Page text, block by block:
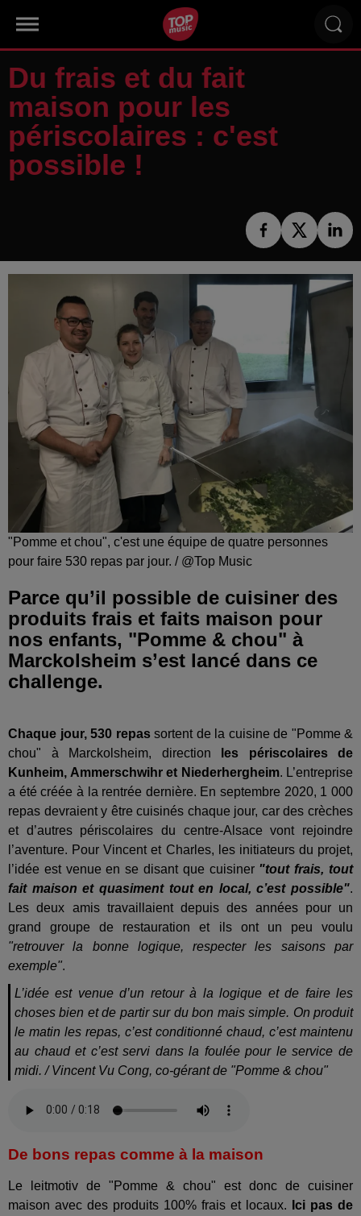
Du frais et du fait
maison pour les
périscolaires : c'est
possible !
"Pomme et chou", c'est une équipe de quatre personnes
pour faire 530 repas par jour. / @Top Music
Parce qu’il possible de cuisiner des
produits frais et faits maison pour
nos enfants, "Pomme & chou" à
Marckolsheim s’est lancé dans ce
challenge.
Chaque jour, 530 repassortent de la cuisine de "Pomme &
chou" à Marckolsheim, direction
les périscolaires de
Kunheim, Ammerschwihr et Niederhergheim. L’entreprise
a été créée à la rentrée dernière. En septembre 2020, 1 000
repas devraient y être cuisinés chaque jour, car des crèches
et d’autres périscolaires du centre-Alsace vont rejoindre
l’aventure. Pour Vincent et Charles, les initiateurs du projet,
l’idée est venue en se disant que cuisiner "tout frais, tout
fait maison et quasiment tout en local, c’est possible".
Les deux amis travaillaient depuis des années pour un
grand groupe de restauration et ils ont un peu voulu
"retrouver la bonne logique, respecter les saisons par
exemple".
L’idée est venue d’un retour à la logique et de faire les
choses bien et de partir sur du bon mais simple. On produit
le matin les repas, c’est conditionné chaud, c’est maintenu
au chaud et c’est servi dans la foulée pour le service de
midi. / Vincent Vu Cong, co-gérant de "Pomme & chou"
De bons repas comme à la maison
Le leitmotiv de "Pomme & chou" est donc de cuisiner
maison avec des produits 100% frais et locaux.
Ici pas de